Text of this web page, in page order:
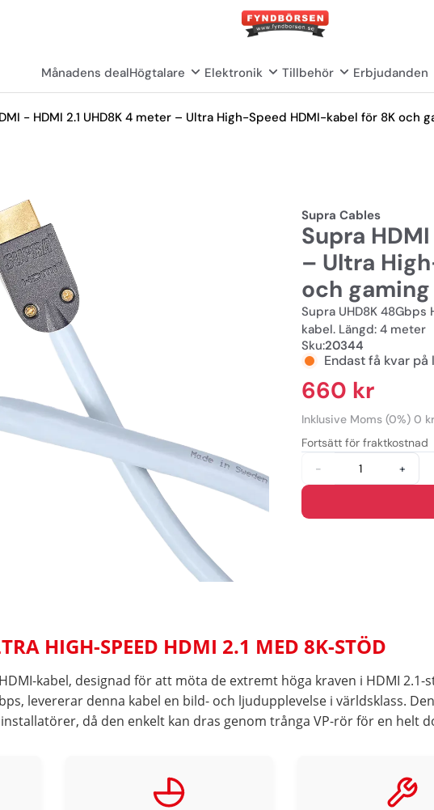
Månadens dealHögtalare Elektronik Tillbehör Erbjudanden
- HDMI 2.1 UHD8K 4 meter – Ultra High-Speed HDMI-kabel för 8K och
Supra Cables
Supra
– Ultra
och gaming
Supra UHD8K
kabel. Längd: 4 meter
Sku:20344
Endast få kvar på
660 kr
Inklusive Moms (0%) 0 kr
Fortsätt för fraktkostnad
-
+
HIGH-SPEED HDMI 2.1 MED 8K-STÖD
kabel, designad för att möta de extremt höga kraven i HDMI
levererar denna kabel en bild- och ljudupplevelse i världsklass.
då den enkelt kan dras genom trånga VP-rör för en helt